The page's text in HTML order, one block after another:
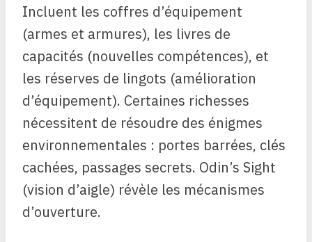
Incluent les coffres d’équipement
(armes et armures), les livres de
capacités (nouvelles compétences), et
les réserves de lingots (amélioration
d’équipement). Certaines richesses
nécessitent de résoudre des énigmes
environnementales : portes barrées, clés
cachées, passages secrets. Odin’s Sight
(vision d’aigle) révèle les mécanismes
d’ouverture.